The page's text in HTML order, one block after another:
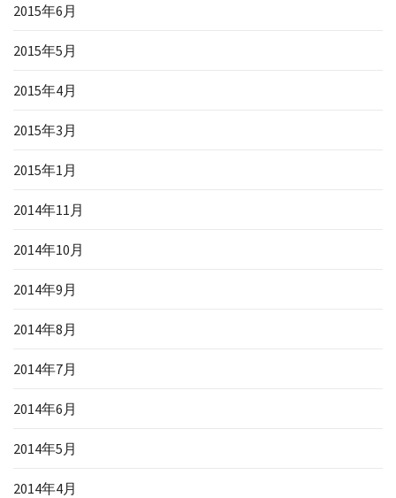
2015年6月
2015年5月
2015年4月
2015年3月
2015年1月
2014年11月
2014年10月
2014年9月
2014年8月
2014年7月
2014年6月
2014年5月
2014年4月